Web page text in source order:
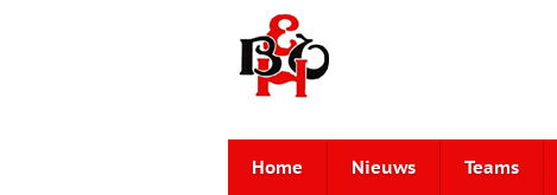
Home Nieuws Teams